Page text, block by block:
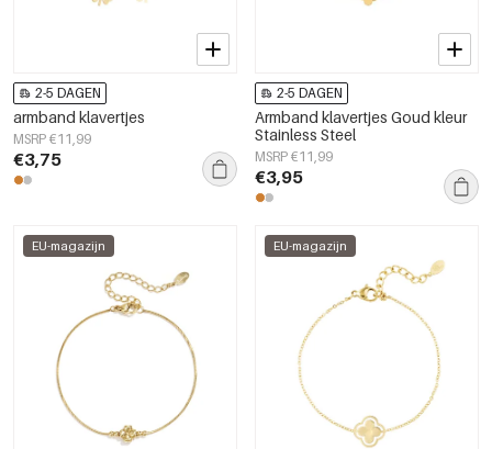
2-5 DAGEN
armband klavertjes
MSRP €11,99
€3,75
2-5 DAGEN
Armband klavertjes Goud kleur
Stainless Steel
MSRP €11,99
€3,95
EU-magazijn EU-magazijn